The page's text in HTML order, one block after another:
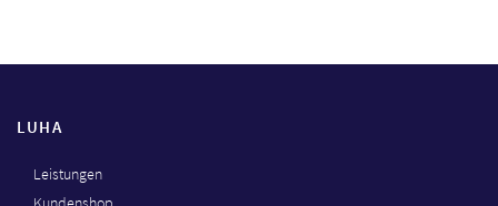
LUHA
Leistungen